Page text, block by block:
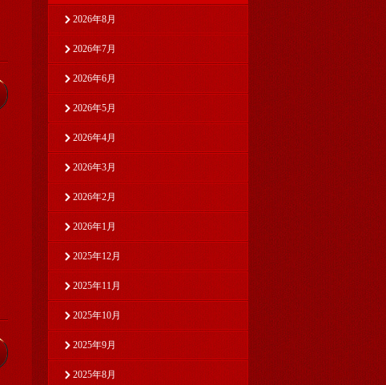
2026年8月
2026年7月
2026年6月
2026年5月
2026年4月
2026年3月
2026年2月
2026年1月
2025年12月
2025年11月
2025年10月
2025年9月
2025年8月